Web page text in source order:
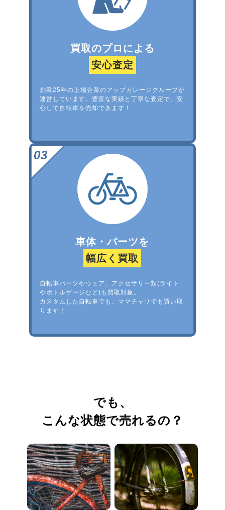
買取のプロによる
安心査定
創業25年の上場企業のアップガレージグループが
運営しています。豊富な実績と丁寧な査定で、安
心して自転車を売却できます！
車体・パーツを
幅広く買取
自転車パーツやウェア、アクセサリー類(ライト
やボトルゲージなど)も買取対象。
カスタムした自転車でも、ママチャリでも買い取
ります！
でも、
こんな状態で売れるの？